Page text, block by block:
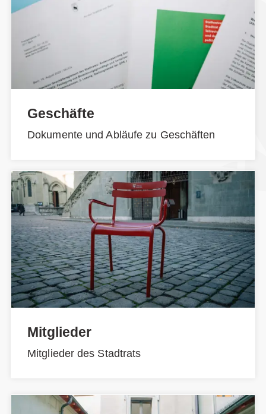
Geschäfte
Dokumente und Abläufe zu Geschäften
Mitglieder
Mitglieder des Stadtrats